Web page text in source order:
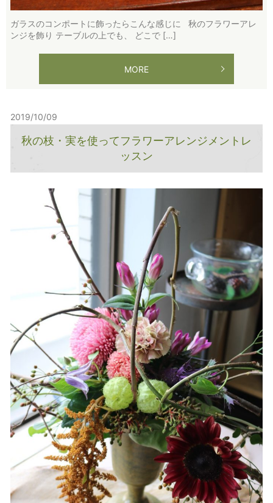
ガラスのコンポートに飾ったらこんな感じに 秋のフラワーアレ
ンジを飾り テーブルの上でも、 どこで […]
MORE
2019/10/09
秋の枝・実を使ってフラワーアレンジメントレ
ッスン